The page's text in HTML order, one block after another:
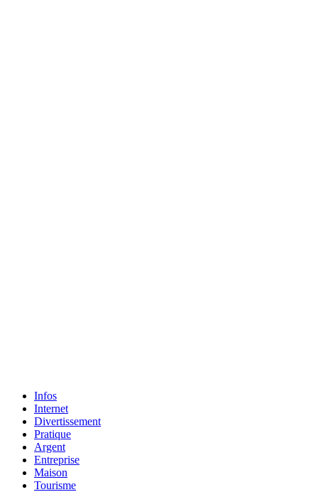
Formulaire
recherche
Infos
Internet
Divertissement
Pratique
Argent
Entreprise
Maison
Tourisme